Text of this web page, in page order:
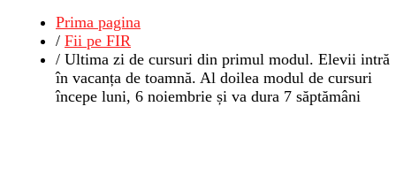
Prima pagina
/ Fii pe FIR
/ Ultima zi de cursuri din primul modul. Elevii intră
în vacanța de toamnă. Al doilea modul de cursuri
începe luni, 6 noiembrie și va dura 7 săptămâni